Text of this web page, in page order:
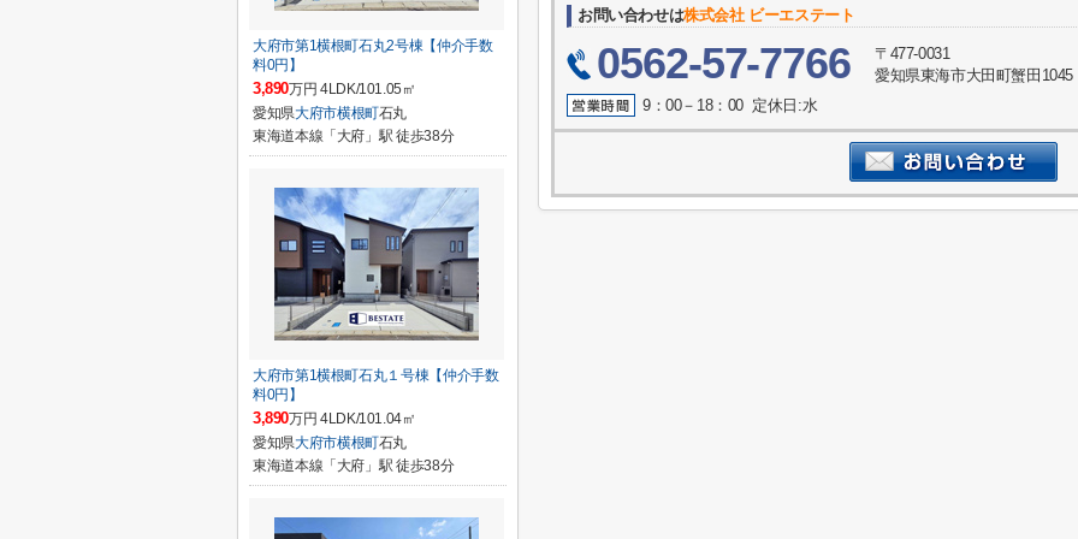
お問い合わせは株式会社 ビーエステート
0562-57-7766
〒477-0031
愛知県東海市大田町蟹田1045
9：00－18：00 定休日:水
大府市第1横根町石丸2号棟【仲介手数
料0円】
3,890万円 4LDK/101.05㎡
愛知県大府市横根町石丸
東海道本線「大府」駅 徒歩38分
大府市第1横根町石丸１号棟【仲介手数
料0円】
3,890万円 4LDK/101.04㎡
愛知県大府市横根町石丸
東海道本線「大府」駅 徒歩38分